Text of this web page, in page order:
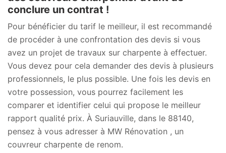
conclure un contrat !
Pour bénéficier du tarif le meilleur, il est recommandé
de procéder à une confrontation des devis si vous
avez un projet de travaux sur charpente à effectuer.
Vous devez pour cela demander des devis à plusieurs
professionnels, le plus possible. Une fois les devis en
votre possession, vous pourrez facilement les
comparer et identifier celui qui propose le meilleur
rapport qualité prix. À Suriauville, dans le 88140,
pensez à vous adresser à MW Rénovation , un
couvreur charpente de renom.